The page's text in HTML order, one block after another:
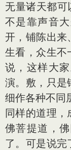
无量诸天都可
不是靠声音
开，铺陈出来
生看，众生不
说，这样大
演。敷，只是
细作各种不同
同样的道理，
佛菩提道，
了。可是说完